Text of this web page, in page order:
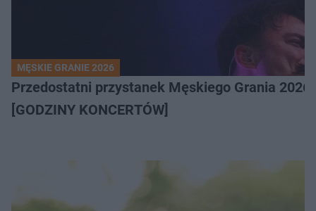
MĘSKIE GRANIE 2026
Przedostatni przystanek Męskiego Grania 2026
[GODZINY KONCERTÓW]